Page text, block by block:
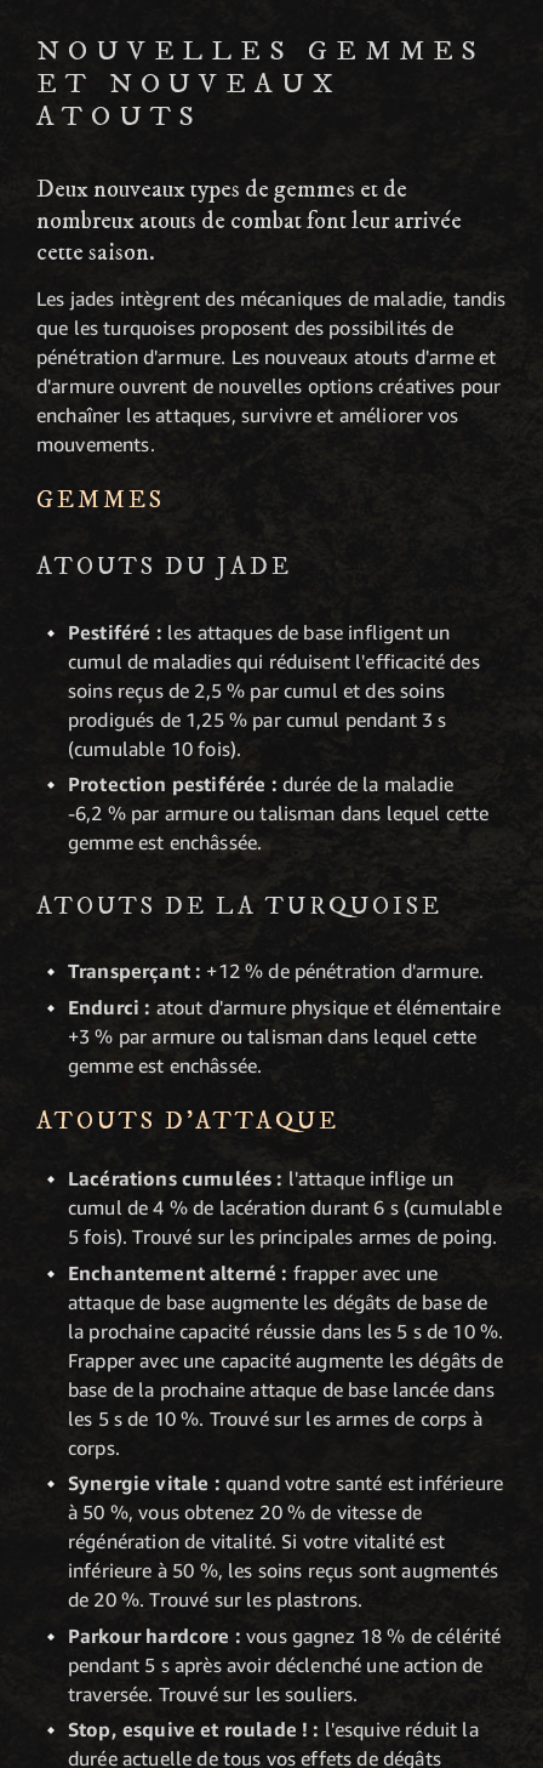
NOUVELLES GEMMES
ET NOUVEAUX
ATOUTS
Deux nouveaux types de gemmes et de
nombreux atouts de combat font leur arrivée
cette saison.
Les jades intègrent des mécaniques de maladie, tandis
que les turquoises proposent des possibilités de
pénétration d'armure. Les nouveaux atouts d'arme et
d'armure ouvrent de nouvelles options créatives pour
enchaîner les attaques, survivre et améliorer vos
mouvements.
GEMMES
ATOUTS DU JADE
Pestiféré : les attaques de base infligent un
cumul de maladies qui réduisent l'efficacité des
soins reçus de 2,5 % par cumul et des soins
prodigués de 1,25 % par cumul pendant 3 s
(cumulable 10 fois).
Protection pestiférée : durée de la maladie
-6,2 % par armure ou talisman dans lequel cette
gemme est enchâssée.
ATOUTS DE LA TURQUOISE
Transperçant : +12 % de pénétration d'armure.
Endurci : atout d'armure physique et élémentaire
+3 % par armure ou talisman dans lequel cette
gemme est enchâssée.
ATOUTS D'ATTAQUE
Lacérations cumulées : l'attaque inflige un
cumul de 4 % de lacération durant 6 s (cumulable
5 fois). Trouvé sur les principales armes de poing.
Enchantement alterné : frapper avec une
attaque de base augmente les dégâts de base de
la prochaine capacité réussie dans les 5 s de 10 %.
Frapper avec une capacité augmente les dégâts de
base de la prochaine attaque de base lancée dans
les 5 s de 10 %. Trouvé sur les armes de corps à
corps.
Synergie vitale : quand votre santé est inférieure
à 50 %, vous obtenez 20 % de vitesse de
régénération de vitalité. Si votre vitalité est
inférieure à 50 %, les soins reçus sont augmentés
de 20 %. Trouvé sur les plastrons.
Parkour hardcore : vous gagnez 18 % de célérité
pendant 5 s après avoir déclenché une action de
traversée. Trouvé sur les souliers.
Stop, esquive et roulade ! : l'esquive réduit la
durée actuelle de tous vos effets de dégâts